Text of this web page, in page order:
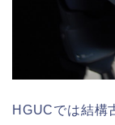
HGUCでは結構